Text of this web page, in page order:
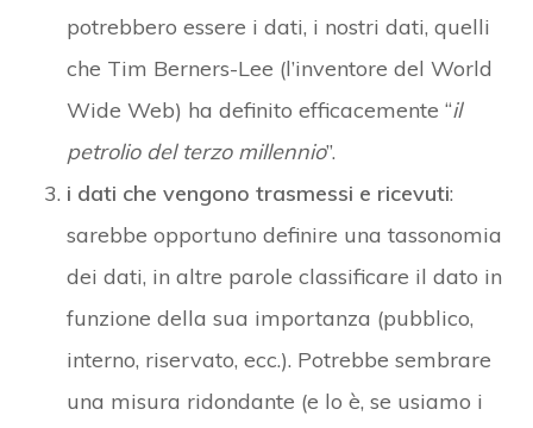
potrebbero essere i dati, i nostri dati, quelli
che Tim Berners-Lee (l’inventore del World
Wide Web) ha definito efficacemente “il
petrolio del terzo millennio”.
i dati che vengono trasmessi e ricevuti:
sarebbe opportuno definire una tassonomia
dei dati, in altre parole classificare il dato in
funzione della sua importanza (pubblico,
interno, riservato, ecc.). Potrebbe sembrare
una misura ridondante (e lo è, se usiamo i